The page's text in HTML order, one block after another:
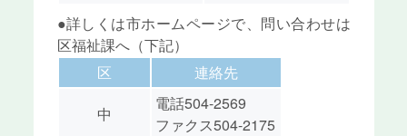
●詳しくは市ホームページで、問い合わせは
区福祉課へ（下記）
区
連絡先
中
電話504-2569
ファクス504-2175